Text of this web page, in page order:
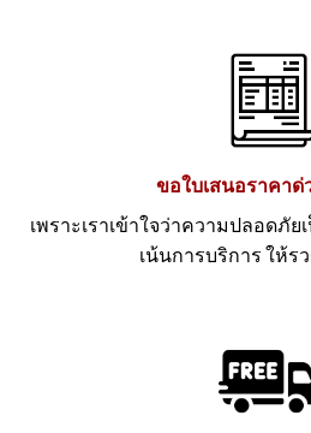
ขอใบเสนอราคาด่
เพราะเราเข้าใจว่าความปลอดภัย
เน้นการบริการ ให้ร